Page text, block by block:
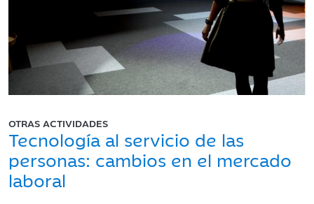
OTRAS ACTIVIDADES
Tecnología al servicio de las
personas: cambios en el mercado
laboral